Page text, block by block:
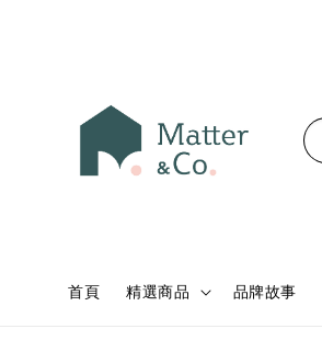
首頁 精選商品 品牌故事